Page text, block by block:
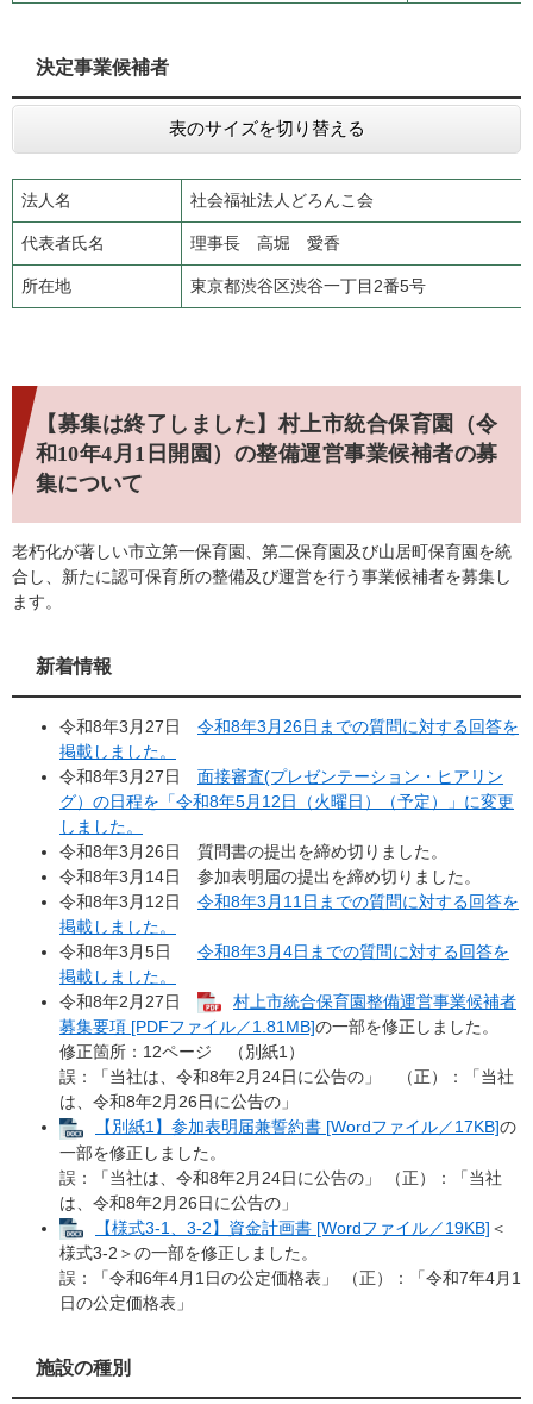
決定事業候補者
表のサイズを切り替える
法人名 社会福祉法人どろんこ会
代表者氏名 理事長 高堀 愛香
所在地 東京都渋谷区渋谷一丁目2番5号
【募集は終了しました】村上市統合保育園（令
和10年4月1日開園）の整備運営事業候補者の募
集について
老朽化が著しい市立第一保育園、第二保育園及び山居町保育園を統
合し、新たに認可保育所の整備及び運営を行う事業候補者を募集し
ます。
新着情報
令和8年3月27日 令和8年3月26日までの質問に対する回答を
掲載しました。
令和8年3月27日 面接審査(プレゼンテーション・ヒアリン
グ）の日程を「令和8年5月12日（火曜日）（予定）」に変更
しました。
令和8年3月26日 質問書の提出を締め切りました。
令和8年3月14日 参加表明届の提出を締め切りました。
令和8年3月12日 令和8年3月11日までの質問に対する回答を
掲載しました。
令和8年3月5日 令和8年3月4日までの質問に対する回答を
掲載しました。
令和8年2月27日
村上市統合保育園整備運営事業候補者
募集要項 [PDFファイル／1.81MB]の一部を修正しました。
修正箇所：12ページ （別紙1）
​誤：「当社は、令和8年2月24日に公告の」 （正）：「当社
は、令和8年2月26日に公告の」
【別紙1】参加表明届兼誓約書 [Wordファイル／17KB]の
一部を修正しました。
誤：「当社は、令和8年2月24日に公告の」 （正）：「当社
は、令和8年2月26日に公告の」
【様式3-1、3-2】資金計画書 [Wordファイル／19KB] ＜
様式3-2＞の一部を修正しました。
誤：「令和6年4月1日の公定価格表」 （正）：「令和7年4月1
日の公定価格表」
施設の種別